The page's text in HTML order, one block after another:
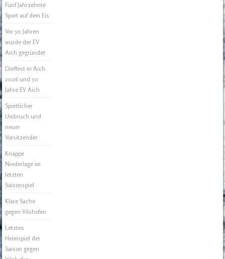
Fünf Jahrzehnte
Sport auf dem Eis
Vor 50 Jahren
wurde der EV
Aich gegründet
Dorffest in Aich
2026 und 50
Jahre EV Aich
Sportlicher
Umbruch und
neuer
Vorsitzender
Knappe
Niederlage im
letzten
Saisonspiel
Klare Sache
gegen Vilshofen
Letztes
Heimspiel der
Saison gegen